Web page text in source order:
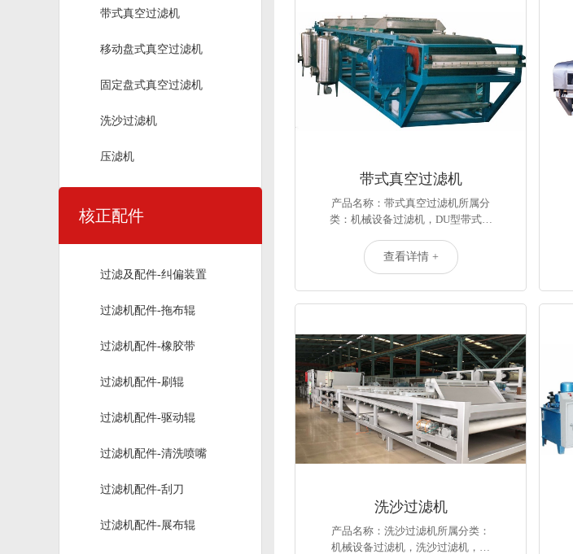
带式真空过滤机
移动盘式真空过滤机
固定盘式真空过滤机
洗沙过滤机
压滤机
核正配件
过滤及配件-纠偏装置
过滤机配件-拖布辊
过滤机配件-橡胶带
过滤机配件-刷辊
过滤机配件-驱动辊
过滤机配件-清洗喷嘴
过滤机配件-刮刀
过滤机配件-展布辊
带式真空过滤机
产品名称：带式真空过滤机所属分
类：机械设备过滤机，DU型带式…
查看详情 +
洗沙过滤机
产品名称：洗沙过滤机所属分类：
机械设备过滤机，洗沙过滤机，…